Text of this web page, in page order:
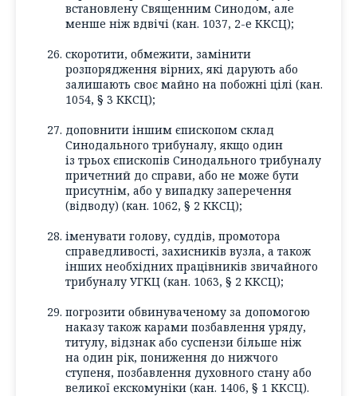
встановлену Священним Синодом, але
менше ніж вдвічі (кан. 1037, 2-е ККСЦ);
скоротити, обмежити, замінити
розпорядження вірних, які дарують або
залишають своє майно на побожні цілі (кан.
1054, § 3 ККСЦ);
доповнити іншим єпископом склад
Синодального трибуналу, якщо один
із трьох єпископів Синодального трибуналу
причетний до справи, або не може бути
присутнім, або у випадку заперечення
(відводу) (кан. 1062, § 2 ККСЦ);
іменувати голову, суддів, промотора
справедливості, захисників вузла, а також
інших необхідних працівників звичайного
трибуналу УГКЦ (кан. 1063, § 2 ККСЦ);
погрозити обвинуваченому за допомогою
наказу також карами позбавлення уряду,
титулу, відзнак або суспензи більше ніж
на один рік, пониження до нижчого
ступеня, позбавлення духовного стану або
великої екскомуніки (кан. 1406, § 1 ККСЦ).